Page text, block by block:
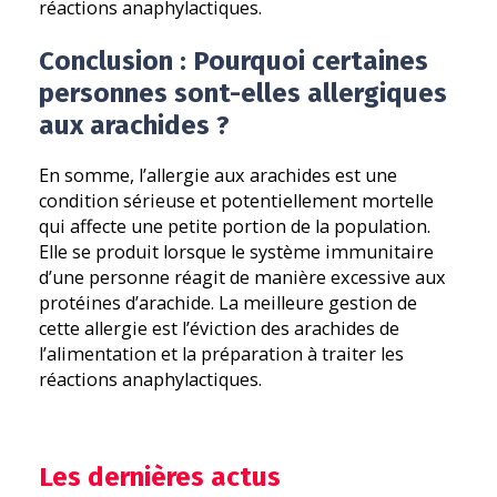
réactions anaphylactiques.
Conclusion : Pourquoi certaines
personnes sont-elles allergiques
aux arachides ?
En somme, l’allergie aux arachides est une
condition sérieuse et potentiellement mortelle
qui affecte une petite portion de la population.
Elle se produit lorsque le système immunitaire
d’une personne réagit de manière excessive aux
protéines d’arachide. La meilleure gestion de
cette allergie est l’éviction des arachides de
l’alimentation et la préparation à traiter les
réactions anaphylactiques.
Les dernières actus